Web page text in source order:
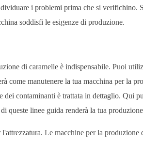
i problemi prima che si verifichino.
soddisfi le esigenze di produzione.
di caramelle è indispensabile. Puoi
come manutenere la tua macchina per la
contaminanti è trattata in dettaglio. Qui
queste linee guida renderà la tua
Le macchine per la produzione